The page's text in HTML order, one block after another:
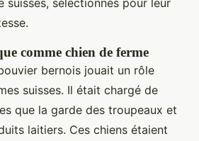
comme chien de ferme
bernois jouait un rôle
suisses. Il était chargé de
que la garde des troupeaux et
laitiers. Ces chiens étaient